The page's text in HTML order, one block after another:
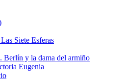
Siete Esferas
Berlín y la dama del armiño
Eugenia